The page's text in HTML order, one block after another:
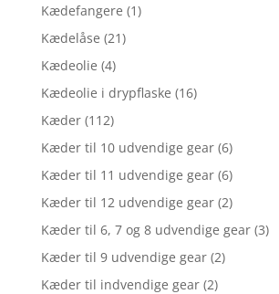
Kædefangere (1)
Kædelåse (21)
Kædeolie (4)
Kædeolie i drypflaske (16)
Kæder (112)
Kæder til 10 udvendige gear (6)
Kæder til 11 udvendige gear (6)
Kæder til 12 udvendige gear (2)
Kæder til 6, 7 og 8 udvendige gear (3)
Kæder til 9 udvendige gear (2)
Kæder til indvendige gear (2)